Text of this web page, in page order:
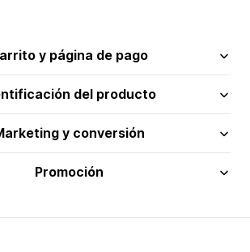
y página de pago
del producto
y conversión
Promoción